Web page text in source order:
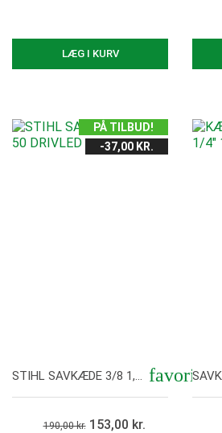
LÆG I KURV
STIHL SAVKÆDE 3/8 1,1 50 DRIVLED
190,00 kr. 153,00 kr.
favorite
PÅ TILBUD!
-37,00 KR.